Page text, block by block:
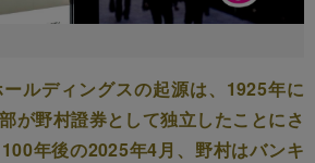
ルディングスの起源は、1925年に
が野村證券として独立したことにさ
年後の2025年4月、野村はバンキ